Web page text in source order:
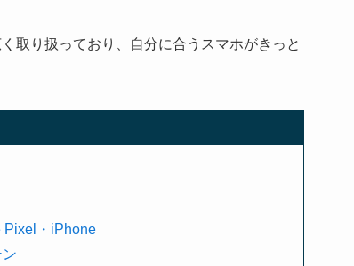
取り扱っており、自分に合うスマホがきっと
Pixel・iPhone